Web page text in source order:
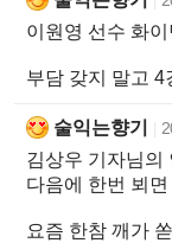
이원영 선수 화이
부담 갖지 말고 4
술익는향기
김상우 기자님의
다음에 한번 뵈
요즘 한참 깨가